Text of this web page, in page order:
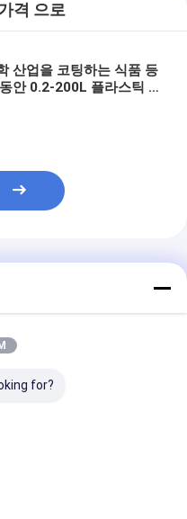
격 으로
산업을 코팅하는 식품 등
안 0.2-200L 플라스틱 패
for?